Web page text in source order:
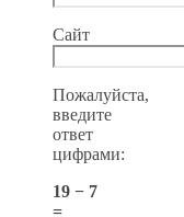
Сайт
Пожалуйста,
введите
ответ
цифрами:
19 − 7
=